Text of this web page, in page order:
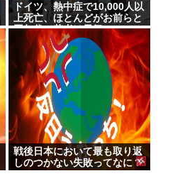
ドイツ、熱中症で10,000人以
上死亡、ほとんどがお前らと
同年代で若者は元気
戦後日本において最も取り返
しのつかない失敗ってなに？